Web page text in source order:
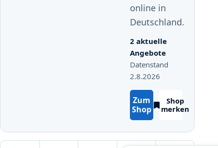
online in
Deutschland.
2 aktuelle
Angebote
Datenstand
2.8.2026
Zum
Shop
Shop
merken